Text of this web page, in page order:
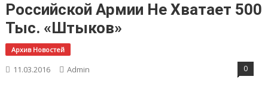
Российской Армии Не Хватает 500
Тыс. «штыков»
Архив Новостей
11.03.2016 Admin 0